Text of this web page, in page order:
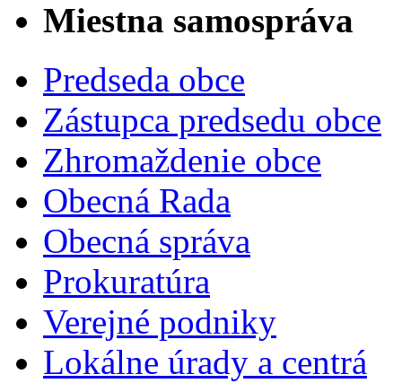
Miestna samospráva
Predseda obce
Zástupca predsedu obce
Zhromaždenie obce
Obecná Rada
Obecná správa
Prokuratúra
Verejné podniky
Lokálne úrady a centrá